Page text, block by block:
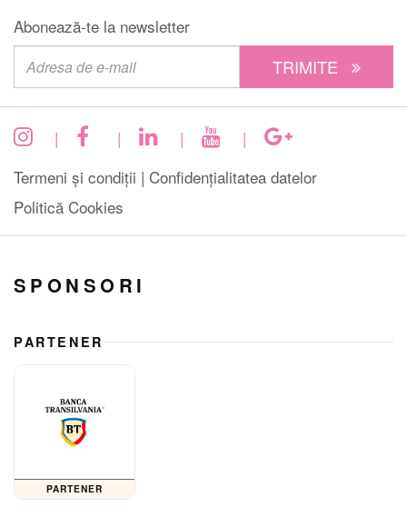
Abonează-te la newsletter
TRIMITE
| | |
|
Termeni și condiții | Confidențialitatea datelor
Politică Cookies
SPONSORI
PARTENER
PARTENER